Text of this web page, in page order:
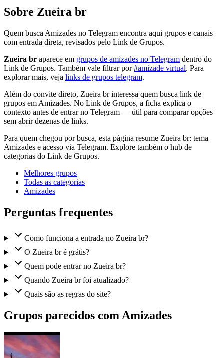
Sobre Zueira br
Quem busca Amizades no Telegram encontra aqui grupos e canais
com entrada direta, revisados pelo Link de Grupos.
Zueira br aparece em grupos de amizades no Telegram dentro do
Link de Grupos. Também vale filtrar por#amizade virtual. Para
explorar mais, veja links de grupos telegram.
Além do convite direto, Zueira br interessa quem busca link de
grupos em Amizades. No Link de Grupos, a ficha explica o
contexto antes de entrar no Telegram — útil para comparar opções
sem abrir dezenas de links.
Para quem chegou por busca, esta página resume Zueira br: tema
Amizades e acesso via Telegram. Explore também o hub de
categorias do Link de Grupos.
Melhores grupos
Todas as categorias
Amizades
Perguntas frequentes
Como funciona a entrada no Zueira br?
O Zueira br é grátis?
Quem pode entrar no Zueira br?
Quando Zueira br foi atualizado?
Quais são as regras do site?
Grupos parecidos com Amizades